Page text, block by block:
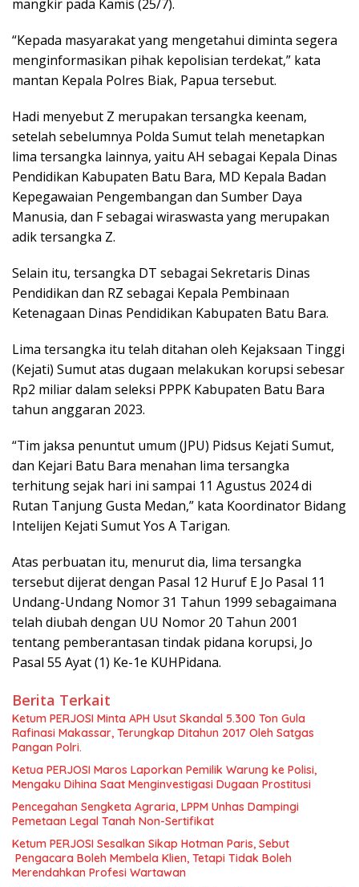
mangkir pada Kamis (25/7).
“Kepada masyarakat yang mengetahui diminta segera
menginformasikan pihak kepolisian terdekat,” kata
mantan Kepala Polres Biak, Papua tersebut.
Hadi menyebut Z merupakan tersangka keenam,
setelah sebelumnya Polda Sumut telah menetapkan
lima tersangka lainnya, yaitu AH sebagai Kepala Dinas
Pendidikan Kabupaten Batu Bara, MD Kepala Badan
Kepegawaian Pengembangan dan Sumber Daya
Manusia, dan F sebagai wiraswasta yang merupakan
adik tersangka Z.
Selain itu, tersangka DT sebagai Sekretaris Dinas
Pendidikan dan RZ sebagai Kepala Pembinaan
Ketenagaan Dinas Pendidikan Kabupaten Batu Bara.
Lima tersangka itu telah ditahan oleh Kejaksaan Tinggi
(Kejati) Sumut atas dugaan melakukan korupsi sebesar
Rp2 miliar dalam seleksi PPPK Kabupaten Batu Bara
tahun anggaran 2023.
“Tim jaksa penuntut umum (JPU) Pidsus Kejati Sumut,
dan Kejari Batu Bara menahan lima tersangka
terhitung sejak hari ini sampai 11 Agustus 2024 di
Rutan Tanjung Gusta Medan,” kata Koordinator Bidang
Intelijen Kejati Sumut Yos A Tarigan.
Atas perbuatan itu, menurut dia, lima tersangka
tersebut dijerat dengan Pasal 12 Huruf E Jo Pasal 11
Undang-Undang Nomor 31 Tahun 1999 sebagaimana
telah diubah dengan UU Nomor 20 Tahun 2001
tentang pemberantasan tindak pidana korupsi, Jo
Pasal 55 Ayat (1) Ke-1e KUHPidana.
Berita Terkait
Ketum PERJOSI Minta APH Usut Skandal 5.300 Ton Gula
Rafinasi Makassar, Terungkap Ditahun 2017 Oleh Satgas
Pangan Polri.
Ketua PERJOSI Maros Laporkan Pemilik Warung ke Polisi,
Mengaku Dihina Saat Menginvestigasi Dugaan Prostitusi
Pencegahan Sengketa Agraria, LPPM Unhas Dampingi
Pemetaan Legal Tanah Non-Sertifikat
Ketum PERJOSI Sesalkan Sikap Hotman Paris, Sebut
Pengacara Boleh Membela Klien, Tetapi Tidak Boleh
Merendahkan Profesi Wartawan